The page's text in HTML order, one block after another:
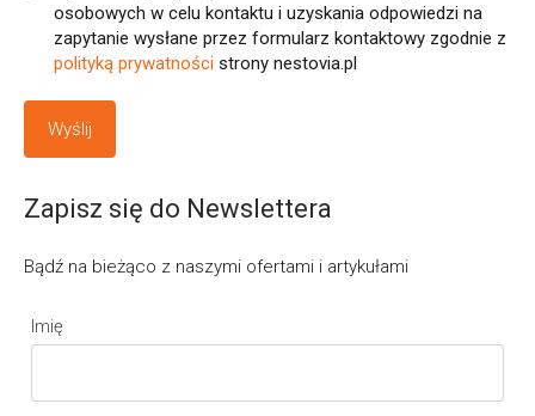
osobowych w celu kontaktu i uzyskania odpowiedzi na
zapytanie wysłane przez formularz kontaktowy zgodnie z
polityką prywatności strony nestovia.pl
Zapisz się do Newslettera
Bądź na bieżąco z naszymi ofertami i artykułami
Imię